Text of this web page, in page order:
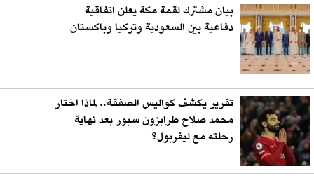
بيان مشترك لقمة مكة يعلن اتفاقية
دفاعية بين السعودية وتركيا وباكستان
تقرير يكشف كواليس الصفقة.. لماذا اختار
محمد صلاح طرابزون سبور بعد نهاية
رحلته مع ليفربول؟